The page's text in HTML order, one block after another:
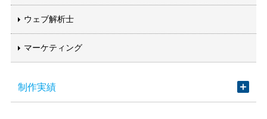
ウェブ解析士
マーケティング
制作実績